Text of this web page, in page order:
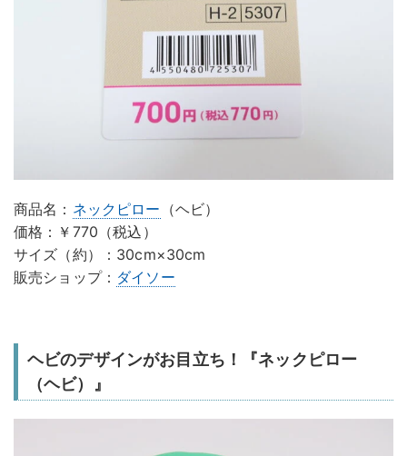
商品名： ネックピロー （ヘビ）
価格：￥770（税込）
サイズ（約）：30cm×30cm
販売ショップ： ダイソー
ヘビのデザインがお目立ち！『ネックピロー
（ヘビ）』